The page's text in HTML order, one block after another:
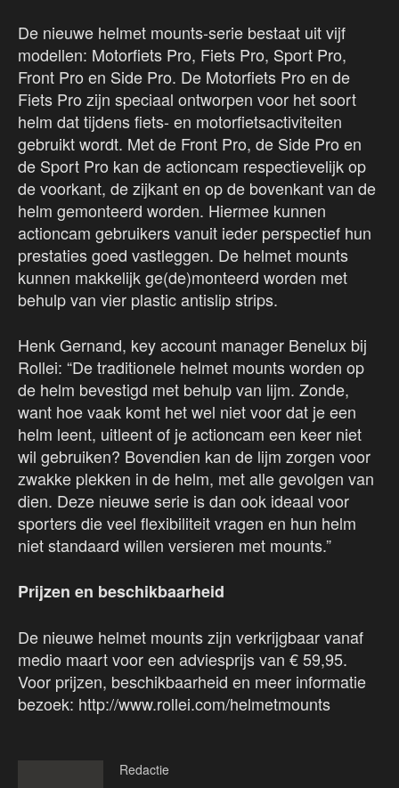
De nieuwe helmet mounts-serie bestaat uit vijf
modellen: Motorfiets Pro, Fiets Pro, Sport Pro,
Front Pro en Side Pro. De Motorfiets Pro en de
Fiets Pro zijn speciaal ontworpen voor het soort
helm dat tijdens fiets- en motorfietsactiviteiten
gebruikt wordt. Met de Front Pro, de Side Pro en
de Sport Pro kan de actioncam respectievelijk op
de voorkant, de zijkant en op de bovenkant van de
helm gemonteerd worden. Hiermee kunnen
actioncam gebruikers vanuit ieder perspectief hun
prestaties goed vastleggen. De helmet mounts
kunnen makkelijk ge(de)monteerd worden met
behulp van vier plastic antislip strips.
Henk Gernand, key account manager Benelux bij
Rollei: “De traditionele helmet mounts worden op
de helm bevestigd met behulp van lijm. Zonde,
want hoe vaak komt het wel niet voor dat je een
helm leent, uitleent of je actioncam een keer niet
wil gebruiken? Bovendien kan de lijm zorgen voor
zwakke plekken in de helm, met alle gevolgen van
dien. Deze nieuwe serie is dan ook ideaal voor
sporters die veel flexibiliteit vragen en hun helm
niet standaard willen versieren met mounts.”
Prijzen en beschikbaarheid
De nieuwe helmet mounts zijn verkrijgbaar vanaf
medio maart voor een adviesprijs van € 59,95.
Voor prijzen, beschikbaarheid en meer informatie
bezoek: http://www.rollei.com/helmetmounts
Redactie